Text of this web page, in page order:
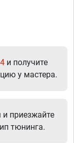
и получите
у мастера.
приезжайте
тюнинга.